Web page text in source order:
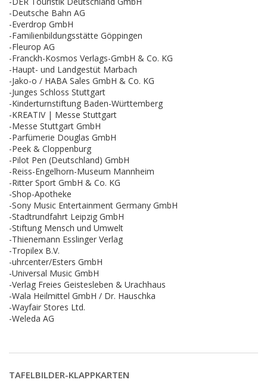
-Deutsche Bahn AG
-Everdrop GmbH
-Familienbildungsstätte Göppingen
-Fleurop AG
-Franckh-Kosmos Verlags-GmbH & Co. KG
-Haupt- und Landgestüt Marbach
-Jako-o / HABA Sales GmbH & Co. KG
-Junges Schloss Stuttgart
-Kinderturnstiftung Baden-Württemberg
-KREATIV | Messe Stuttgart
-Messe Stuttgart GmbH
-Parfümerie Douglas GmbH
-Peek & Cloppenburg
-Pilot Pen (Deutschland) GmbH
-Reiss-Engelhorn-Museum Mannheim
-Ritter Sport GmbH & Co. KG
-Shop-Apotheke
-Sony Music Entertainment Germany GmbH
-Stadtrundfahrt Leipzig GmbH
-Stiftung Mensch und Umwelt
-Thienemann Esslinger Verlag
-Tropilex B.V.
-uhrcenter/Esters GmbH
-Universal Music GmbH
-Verlag Freies Geistesleben & Urachhaus
-Wala Heilmittel GmbH / Dr. Hauschka
-Wayfair Stores Ltd.
-Weleda AG
TAFELBILDER-KLAPPKARTEN